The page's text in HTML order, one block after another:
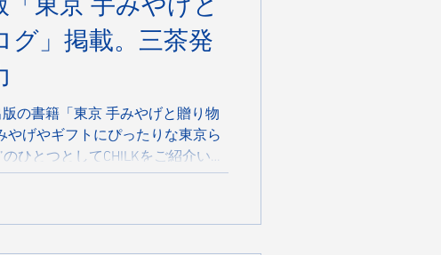
。 カフェは、ただスイーツを食べ
空気感、街の魅力ごと楽しんで
ています。 これからも三軒茶屋
ら、長く愛されるお店を目指し
菓子を作り続けていきます。 ぜ
グ」掲載。三茶発
の書籍「東京 手みやげと贈り物
やげやギフトにぴったりな東京ら
ひとつとしてCHILKをご紹介いた
2012年に三軒茶屋で生まれた、3
ケーキ。北海道十勝産クリーム
ムのレア、ヨーグルトのやさし